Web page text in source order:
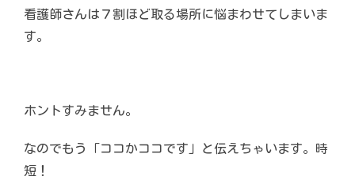
看護師さんは７割ほど取る場所に悩まわせてしまいま
す。
ホントすみません。
なのでもう「ココかココです」と伝えちゃいます。時
短！